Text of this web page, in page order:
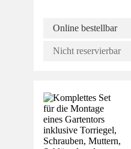
Online bestellbar
Nicht reservierbar